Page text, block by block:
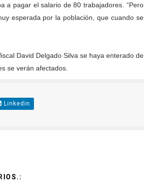
a pagar el salario de 80 trabajadores. “Pero
esperada por la población, que cuando se
David Delgado Silva se haya enterado de
se verán afectados.
Linkedin